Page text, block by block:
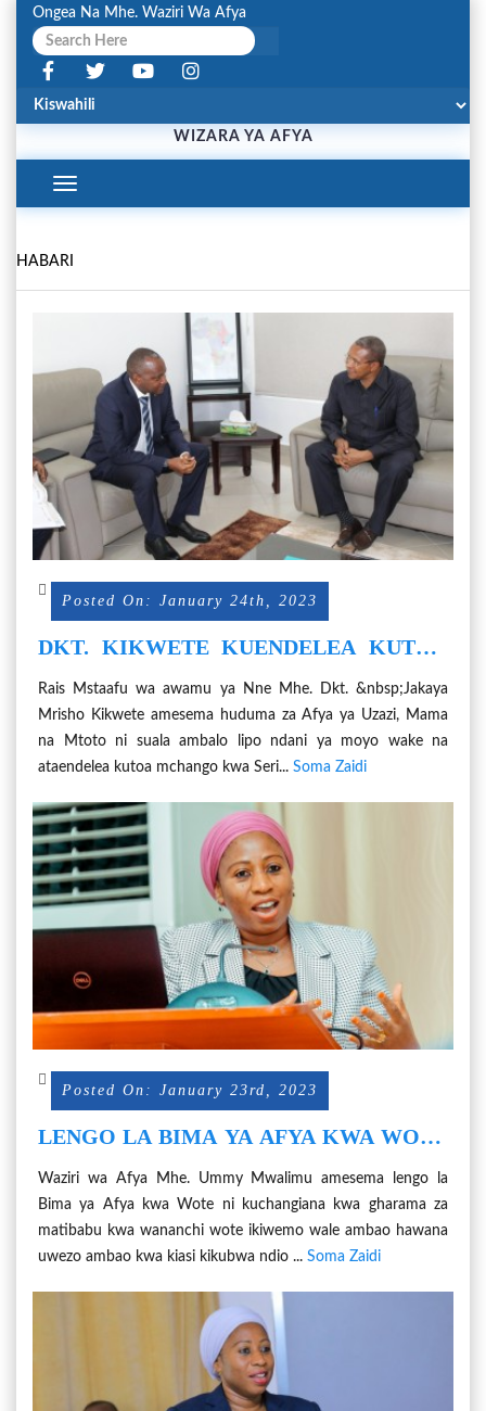
Ongea Na Mhe. Waziri Wa Afya
WIZARA YA AFYA
Toggle
Navigation
HABARI
Posted On: January 24th, 2023
DKT. KIKWETE KUENDELEA KUTOA
MAMA NA MTOTO
Rais Mstaafu wa awamu ya Nne Mhe. Dkt. &nbsp;Jakaya
Mrisho Kikwete amesema huduma za Afya ya Uzazi, Mama
na Mtoto ni suala ambalo lipo ndani ya moyo wake na
ataendelea kutoa mchango kwa Seri... Soma Zaidi
Posted On: January 23rd, 2023
LENGO LA BIMA YA AFYA KWA WOTE
MATIBABU - WAZIRI UMMY
Waziri wa Afya Mhe. Ummy Mwalimu amesema lengo la
Bima ya Afya kwa Wote ni kuchangiana kwa gharama za
matibabu kwa wananchi wote ikiwemo wale ambao hawana
uwezo ambao kwa kiasi kikubwa ndio ... Soma Zaidi